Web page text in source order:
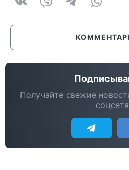
Получайте свежие